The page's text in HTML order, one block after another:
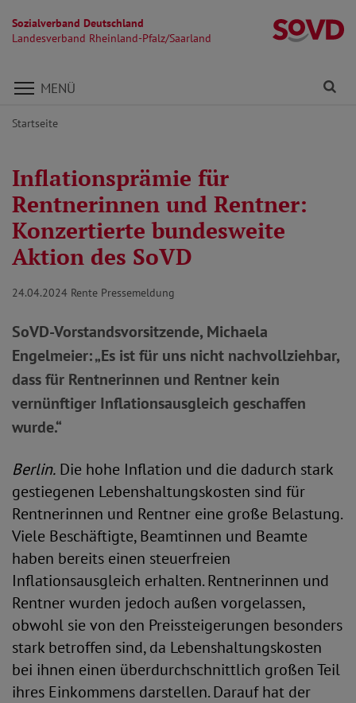
Sozialverband Deutschland
Landesverband Rheinland-Pfalz/Saarland
Direkt zu den Inhalten springen
MENÜ
Startseite
Inflationsprämie für
Rentnerinnen und Rentner:
Konzertierte bundesweite
Aktion des SoVD
24.04.2024 Rente Pressemeldung
SoVD-Vorstandsvorsitzende, Michaela
Engelmeier: „Es ist für uns nicht nachvollziehbar,
dass für Rentnerinnen und Rentner kein
vernünftiger Inflationsausgleich geschaffen
wurde.“
Berlin. Die hohe Inflation und die dadurch stark
gestiegenen Lebenshaltungskosten sind für
Rentnerinnen und Rentner eine große Belastung.
Viele Beschäftigte, Beamtinnen und Beamte
haben bereits einen steuerfreien
Inflationsausgleich erhalten. Rentnerinnen und
Rentner wurden jedoch außen vorgelassen,
obwohl sie von den Preissteigerungen besonders
stark betroffen sind, da Lebenshaltungskosten
bei ihnen einen überdurchschnittlich großen Teil
ihres Einkommens darstellen. Darauf hat der